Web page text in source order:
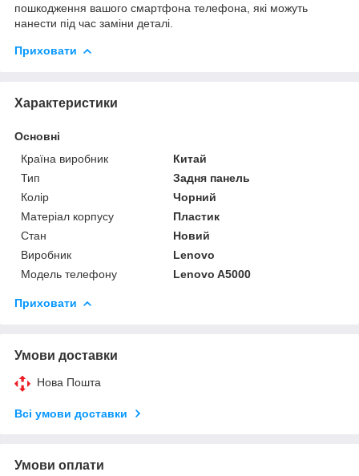
пошкодження вашого смартфона телефона, які можуть
нанести під час заміни деталі.
Приховати
Характеристики
Основні
Країна виробник
Китай
Тип
Задня панель
Колір
Чорний
Матеріал корпусу
Пластик
Стан
Новий
Виробник
Lenovo
Модель телефону
Lenovo A5000
Приховати
Умови доставки
Нова Пошта
Всі умови доставки
Умови оплати